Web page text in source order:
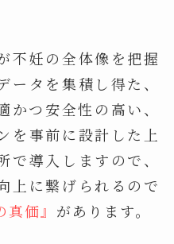
不妊の全体像を把握
ータを集積し得た、
かつ安全性の高い、
を事前に設計した上
で導入しますので、
上に繋げられるので
価』 があります。